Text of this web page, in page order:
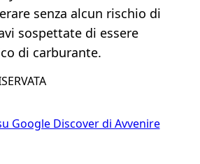
senza alcun rischio di
sospettate di essere
di carburante.
Google Discover di Avvenire